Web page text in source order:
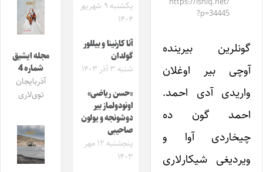
?p=34445
گونلرین بیرینده
آوچی بیر اوغلان
واریدی آدی احمد.
احمد گون ده
چیخاردی آوا و
ویردیغی شیکارلاری
یکشنبه ۹ شهریور
۱۴۰۴
آنا کارنینا و بیللور
گولدان
شنبه ۳ آذر ۱۴۰۳
«حسن ریاضی»
اونودولماز بیر
دوشونجه و یولون
صاحیبی
پنجشنبه ۱۲ مهر
۱۴۰۳
مجله ایشیق
شماره 4
آذربایجان
توی‌لاری